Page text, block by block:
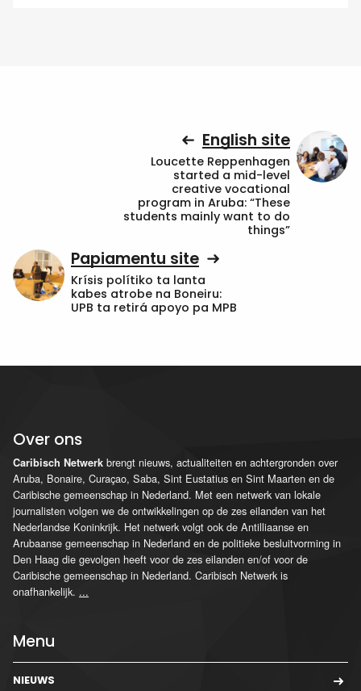
English site
Loucette Reppenhagen
started a mid-level
creative vocational
program in Aruba: “These
students mainly want to do
things”
Papiamentu site
Krísis polítiko ta lanta
kabes atrobe na Boneiru:
UPB ta retirá apoyo pa MPB
Over ons
Caribisch Netwerk brengt nieuws, actualiteiten en achtergronden over
Aruba, Bonaire, Curaçao, Saba, Sint Eustatius en Sint Maarten en de
Caribische gemeenschap in Nederland. Met een netwerk van lokale
journalisten volgen we de ontwikkelingen op de zes eilanden van het
Nederlandse Koninkrijk. Het netwerk volgt ook de Antilliaanse en
Arubaanse gemeenschap in Nederland en de politieke besluitvorming in
Den Haag die gevolgen heeft voor de zes eilanden en/of voor de
Caribische gemeenschap in Nederland. Caribisch Netwerk is
onafhankelijk. ...
Menu
NIEUWS